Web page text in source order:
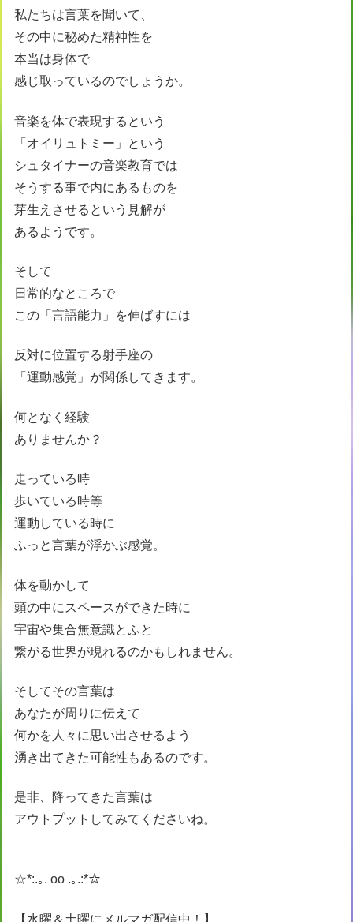
私たちは言葉を聞いて、
その中に秘めた精神性を
本当は身体で
感じ取っているのでしょうか。
音楽を体で表現するという
「オイリュトミー」という
シュタイナーの音楽教育では
そうする事で内にあるものを
芽生えさせるという見解が
あるようです。
そして
日常的なところで
この「言語能力」を伸ばすには
反対に位置する射手座の
「運動感覚」が関係してきます。
何となく経験
ありませんか？
走っている時
歩いている時等
運動している時に
ふっと言葉が浮かぶ感覚。
体を動かして
頭の中にスペースができた時に
宇宙や集合無意識とふと
繋がる世界が現れるのかもしれません。
そしてその言葉は
あなたが周りに伝えて
何かを人々に思い出させるよう
湧き出てきた可能性もあるのです。
是非、降ってきた言葉は
アウトプットしてみてくださいね。
☆*:.｡. oo .｡.:*☆
【水曜＆土曜にメルマガ配信中！】